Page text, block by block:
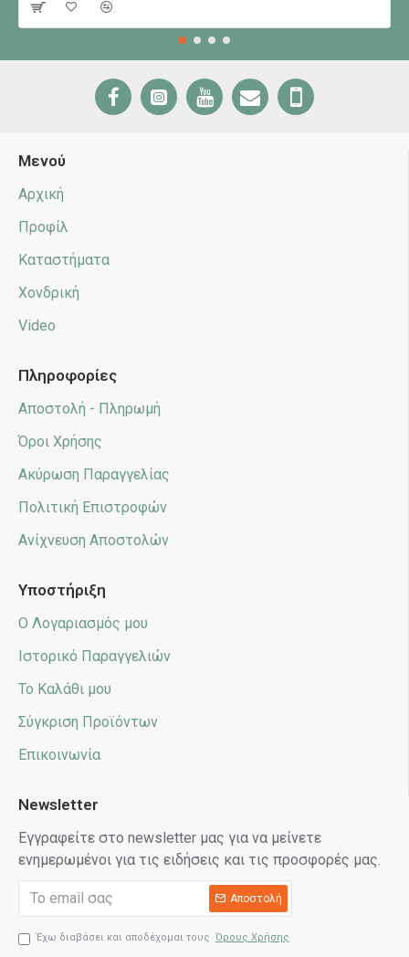
Μενού
Αρχική
Προφίλ
Καταστήματα
Χονδρική
Video
Πληροφορίες
Αποστολή - Πληρωμή
Όροι Χρήσης
Ακύρωση Παραγγελίας
Πολιτική Επιστροφών
Ανίχνευση Αποστολών
Υποστήριξη
Ο Λογαριασμός μου
Ιστορικό Παραγγελιών
Το Καλάθι μου
Σύγκριση Προϊόντων
Επικοινωνία
Newsletter
Εγγραφείτε στο newsletter μας για να μείνετε
ενημερωμένοι για τις ειδήσεις και τις προσφορές μας.
Αποστολή
Έχω διαβάσει και αποδέχομαι τους Όρους Χρήσης